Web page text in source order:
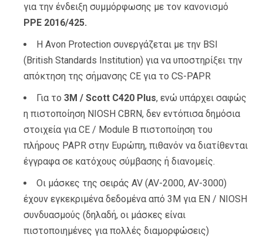
για την ένδειξη συμμόρφωσης με τον κανονισμό
PPE 2016/425.
Η Avon Protection συνεργάζεται με την BSI
(British Standards Institution) για να υποστηρίξει την
απόκτηση της σήμανσης CE για το CS-PAPR
Για το 3M / Scott C420 Plus, ενώ υπάρχει σαφώς
η πιστοποίηση NIOSH CBRN, δεν εντόπισα δημόσια
στοιχεία για CE / Module B πιστοποίηση του
πλήρους PAPR στην Ευρώπη, πιθανόν να διατίθενται
έγγραφα σε κατόχους σύμβασης ή διανομείς.
Οι μάσκες της σειράς AV (AV-2000, AV-3000)
έχουν εγκεκριμένα δεδομένα από 3M για EN / NIOSH
συνδυασμούς (δηλαδή, οι μάσκες είναι
πιστοποιημένες για πολλές διαμορφώσεις)